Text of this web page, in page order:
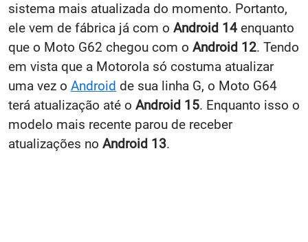
sistema mais atualizada do momento. Portanto,
ele vem de fábrica já com o Android 14 enquanto
que o Moto G62 chegou com o Android 12. Tendo
em vista que a Motorola só costuma atualizar
uma vez o Android de sua linha G, o Moto G64
terá atualização até o Android 15. Enquanto isso o
modelo mais recente parou de receber
atualizações no Android 13.